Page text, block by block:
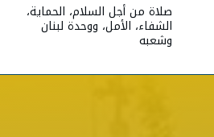
صلاة من أجل السلام، الحماية،
الشفاء، الأمل، ووحدة لبنان
وشعبه